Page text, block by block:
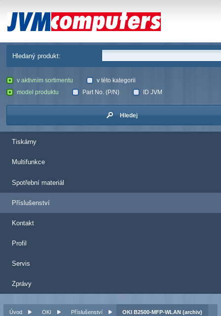
JVM Computers
Hledaný produkt:
v aktivním sortimentu
v této kategorii
model produktu
Part No. (P/N) ID JVM
Hledej
Tiskárny
Multifunkce
Spotřební materiál
Příslušenství
Kontakt
Profil
Servis
Zprávy
Úvod OKI Příslušenství OKI B2500-MFP-WLAN (archiv)